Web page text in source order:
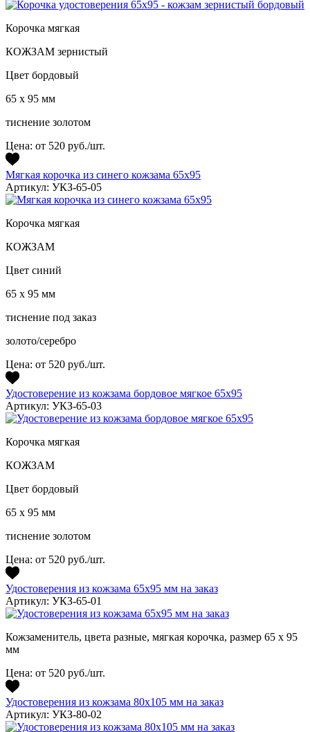
Корочка мягкая
КОЖЗАМ зернистый
Цвет бордовый
65 х 95 мм
тиснение золотом
Цена: от 520 руб./шт.
Мягкая корочка из синего кожзама 65х95
Артикул: УКЗ-65-05
Корочка мягкая
КОЖЗАМ
Цвет синий
65 х 95 мм
тиснение под заказ
золото/серебро
Цена: от 520 руб./шт.
Удостоверение из кожзама бордовое мягкое 65х95
Артикул: УКЗ-65-03
Корочка мягкая
КОЖЗАМ
Цвет бордовый
65 х 95 мм
тиснение золотом
Цена: от 520 руб./шт.
Удостоверения из кожзама 65х95 мм на заказ
Артикул: УКЗ-65-01
Кожзаменитель, цвета разные, мягкая корочка, размер 65 х 95
мм
Цена: от 520 руб./шт.
Удостоверения из кожзама 80х105 мм на заказ
Артикул: УКЗ-80-02